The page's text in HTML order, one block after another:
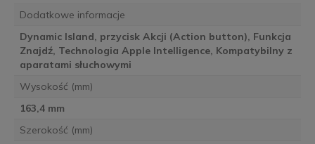
Dodatkowe informacje
Dynamic Island, przycisk Akcji (Action button), Funkcja
Znajdź, Technologia Apple Intelligence, Kompatybilny z
aparatami słuchowymi
Wysokość (mm)
163,4 mm
Szerokość (mm)